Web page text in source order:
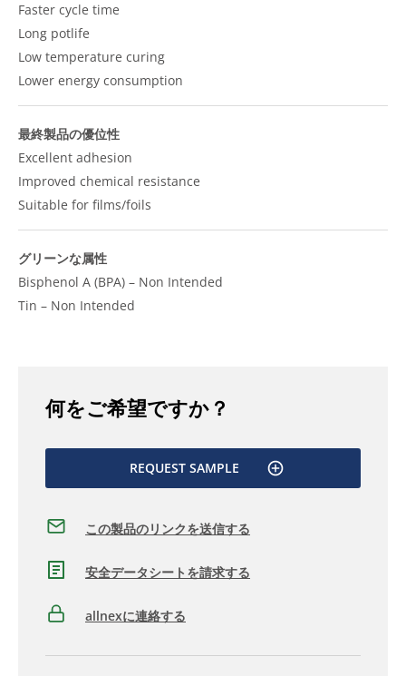
Faster cycle time
Long potlife
Low temperature curing
Lower energy consumption
最終製品の優位性
Excellent adhesion
Improved chemical resistance
Suitable for films/foils
グリーンな属性
Bisphenol A (BPA) – Non Intended
Tin – Non Intended
何をご希望ですか？
REQUEST SAMPLE
この製品のリンクを送信する
安全データシートを請求する
allnexに連絡する